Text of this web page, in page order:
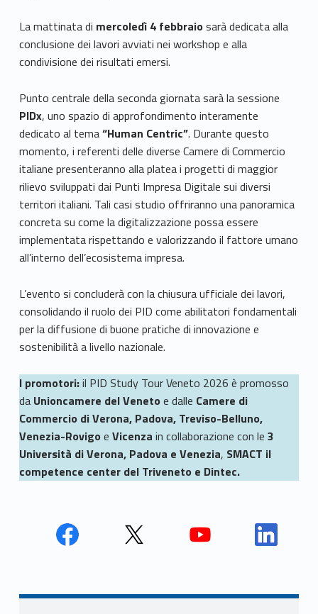
La mattinata di mercoledì 4 febbraiosarà dedicata alla
conclusione dei lavori avviati nei workshop e alla
condivisione dei risultati emersi.
Punto centrale della seconda giornata sarà la sessione
PIDx, uno spazio di approfondimento interamente
dedicato al tema“Human Centric”. Durante questo
momento, i referenti delle diverse Camere di Commercio
italiane presenteranno alla platea i progetti di maggior
rilievo sviluppati dai Punti Impresa Digitale sui diversi
territori italiani. Tali casi studio offriranno una panoramica
concreta su come la digitalizzazione possa essere
implementata rispettando e valorizzando il fattore umano
all’interno dell’ecosistema impresa.
L’evento si concluderà con la chiusura ufficiale dei lavori,
consolidando il ruolo dei PID come abilitatori fondamentali
per la diffusione di buone pratiche di innovazione e
sostenibilità a livello nazionale.
I promotori:il PID Study Tour Veneto 2026 è promosso
da Unioncamere del Veneto e dalle Camere di
Commercio di Verona, Padova, Treviso-Belluno,
Venezia-Rovigo e Vicenza in collaborazione con le 3
Università di Verona, Padova e Venezia, SMACT il
competence center del Triveneto e Dintec.
Unio
Unio
Unio
Unio
Navigazione articoli